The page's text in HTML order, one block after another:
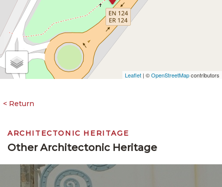
Leaflet | ©OpenStreetMapcontributors
ARCHITECTONIC HERITAGE
Other Architectonic Heritage